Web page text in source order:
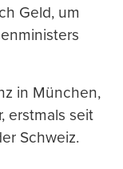
Geld, um
in München,
erstmals seit
Schweiz.